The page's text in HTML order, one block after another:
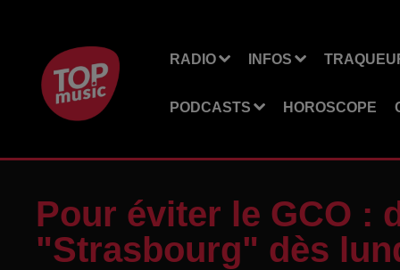
RADIO INFOS
PODCASTS HOROSCOPE
Pour éviter le GCO :
"Strasbourg" dès